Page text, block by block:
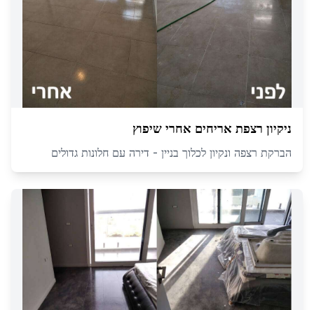
ניקיון רצפת אריחים אחרי שיפוץ
הברקת רצפה ונקיון לכלוך בניין - דירה עם חלונות גדולים